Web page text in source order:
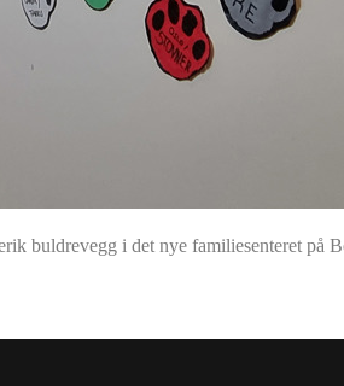
buldrevegg i det nye familiesenteret på